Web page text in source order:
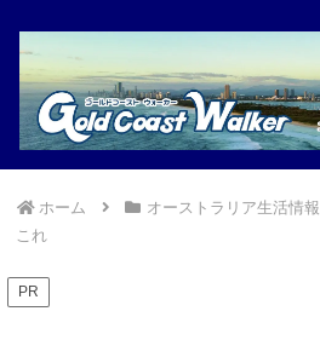
ホーム オーストラリア生活情報
これ
PR